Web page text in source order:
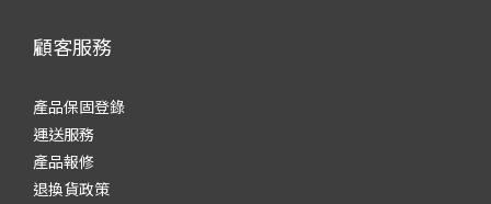
顧客服務
產品保固登錄
運送服務
產品報修
退換貨政策